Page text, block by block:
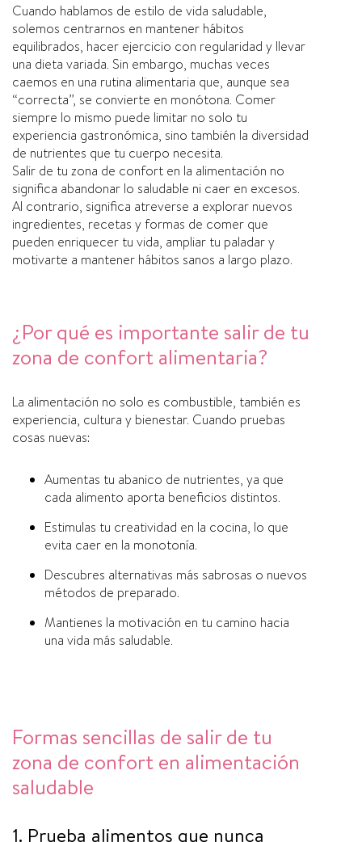
Cuando hablamos de estilo de vida saludable,
solemos centrarnos en mantener hábitos
equilibrados, hacer ejercicio con regularidad y llevar
una dieta variada. Sin embargo, muchas veces
caemos en una rutina alimentaria que, aunque sea
“correcta”, se convierte en monótona. Comer
siempre lo mismo puede limitar no solo tu
experiencia gastronómica, sino también la diversidad
de nutrientes que tu cuerpo necesita.
Salir de tu zona de confort en la alimentación no
significa abandonar lo saludable ni caer en excesos.
Al contrario, significa atreverse a explorar nuevos
ingredientes, recetas y formas de comer que
pueden enriquecer tu vida, ampliar tu paladar y
motivarte a mantener hábitos sanos a largo plazo.
¿Por qué es importante salir de tu
zona de confort alimentaria?
La alimentación no solo es combustible, también es
experiencia, cultura y bienestar. Cuando pruebas
cosas nuevas:
Aumentas tu abanico de nutrientes, ya que
cada alimento aporta beneficios distintos.
Estimulas tu creatividad en la cocina, lo que
evita caer en la monotonía.
Descubres alternativas más sabrosas o nuevos
métodos de preparado.
Mantienes la motivación en tu camino hacia
una vida más saludable.
Formas sencillas de salir de tu
zona de confort en alimentación
saludable
1. Prueba alimentos que nunca